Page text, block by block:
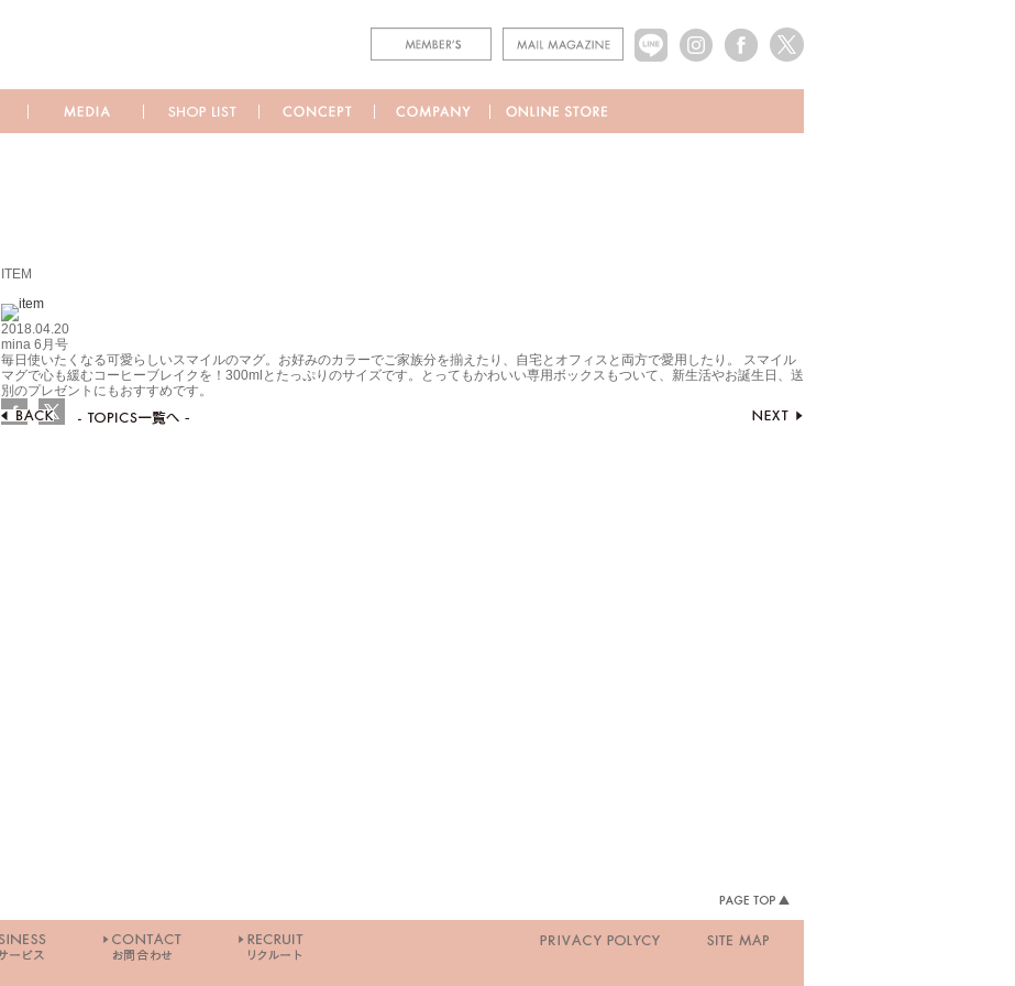
ITEM
2018.04.20
mina 6月号
毎日使いたくなる可愛らしいスマイルのマグ。お好みのカラーでご家族分を揃えたり、自宅とオフィスと両方で愛用したり。 スマイル
マグで心も緩むコーヒーブレイクを！300mlとたっぷりのサイズです。とってもかわいい専用ボックスもついて、新生活やお誕生日、送
別のプレゼントにもおすすめです。